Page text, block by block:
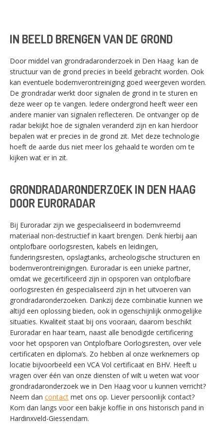
IN BEELD BRENGEN VAN DE GROND
Door middel van grondradaronderzoek in Den Haag kan de
structuur van de grond precies in beeld gebracht worden. Ook
kan eventuele bodemverontreiniging goed weergeven worden.
De grondradar werkt door signalen de grond in te sturen en
deze weer op te vangen. Iedere ondergrond heeft weer een
andere manier van signalen reflecteren. De ontvanger op de
radar bekijkt hoe de signalen veranderd zijn en kan hierdoor
bepalen wat er precies in de grond zit. Met deze technologie
hoeft de aarde dus niet meer los gehaald te worden om te
kijken wat er in zit.
GRONDRADARONDERZOEK IN DEN HAAG
DOOR EURORADAR
Bij Euroradar zijn we gespecialiseerd in bodemvreemd
materiaal non-destructief in kaart brengen. Denk hierbij aan
ontplofbare oorlogsresten, kabels en leidingen,
funderingsresten, opslagtanks, archeologische structuren en
bodemverontreinigingen. Euroradar is een unieke partner,
omdat we gecertificeerd zijn in opsporen van ontplofbare
oorlogsresten én gespecialiseerd zijn in het uitvoeren van
grondradaronderzoeken. Dankzij deze combinatie kunnen we
altijd een oplossing bieden, ook in ogenschijnlijk onmogelijke
situaties. Kwaliteit staat bij ons vooraan, daarom beschikt
Euroradar en haar team, naast alle benodigde certificering
voor het opsporen van Ontplofbare Oorlogsresten, over vele
certificaten en diploma’s. Zo hebben al onze werknemers op
locatie bijvoorbeeld een VCA Vol certificaat en BHV. Heeft u
vragen over één van onze diensten of wilt u weten wat voor
grondradaronderzoek we in Den Haag voor u kunnen verricht?
Neem dan contact met ons op. Liever persoonlijk contact?
Kom dan langs voor een bakje koffie in ons historisch pand in
Hardinxveld-Giessendam.SWITCH THE LANGUAGE